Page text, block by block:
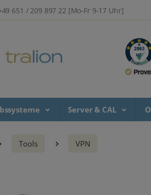
651 / 209 897 22 [Mo-Fr 9-17 Uhr]
Server & CAL
Tools VPN